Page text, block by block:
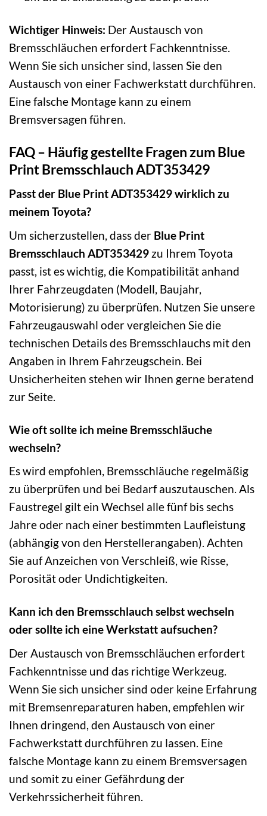
Wichtiger Hinweis: Der Austausch von
Bremsschläuchen erfordert Fachkenntnisse.
Wenn Sie sich unsicher sind, lassen Sie den
Austausch von einer Fachwerkstatt durchführen.
Eine falsche Montage kann zu einem
Bremsversagen führen.
FAQ – Häufig gestellte Fragen zum Blue
Print Bremsschlauch ADT353429
Passt der Blue Print ADT353429 wirklich zu
meinem Toyota?
Um sicherzustellen, dass der Blue Print
Bremsschlauch ADT353429 zu Ihrem Toyota
passt, ist es wichtig, die Kompatibilität anhand
Ihrer Fahrzeugdaten (Modell, Baujahr,
Motorisierung) zu überprüfen. Nutzen Sie unsere
Fahrzeugauswahl oder vergleichen Sie die
technischen Details des Bremsschlauchs mit den
Angaben in Ihrem Fahrzeugschein. Bei
Unsicherheiten stehen wir Ihnen gerne beratend
zur Seite.
Wie oft sollte ich meine Bremsschläuche
wechseln?
Es wird empfohlen, Bremsschläuche regelmäßig
zu überprüfen und bei Bedarf auszutauschen. Als
Faustregel gilt ein Wechsel alle fünf bis sechs
Jahre oder nach einer bestimmten Laufleistung
(abhängig von den Herstellerangaben). Achten
Sie auf Anzeichen von Verschleiß, wie Risse,
Porosität oder Undichtigkeiten.
Kann ich den Bremsschlauch selbst wechseln
oder sollte ich eine Werkstatt aufsuchen?
Der Austausch von Bremsschläuchen erfordert
Fachkenntnisse und das richtige Werkzeug.
Wenn Sie sich unsicher sind oder keine Erfahrung
mit Bremsenreparaturen haben, empfehlen wir
Ihnen dringend, den Austausch von einer
Fachwerkstatt durchführen zu lassen. Eine
falsche Montage kann zu einem Bremsversagen
und somit zu einer Gefährdung der
Verkehrssicherheit führen.